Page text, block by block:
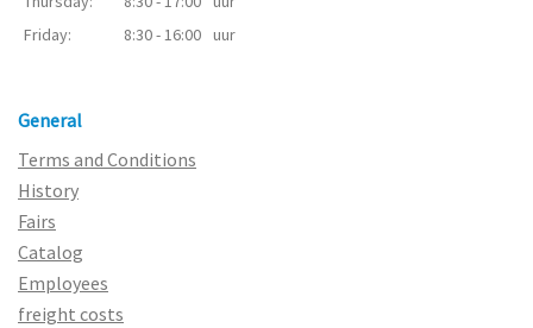
Friday:
8:30 - 16:00 uur
General
Terms and Conditions
History
Fairs
Catalog
Employees
freight costs